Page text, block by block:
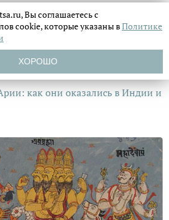
как они оказались в Индии и
Вы соглашаетесь с
cookie, которые указаны вПолитике
ХОРОШО